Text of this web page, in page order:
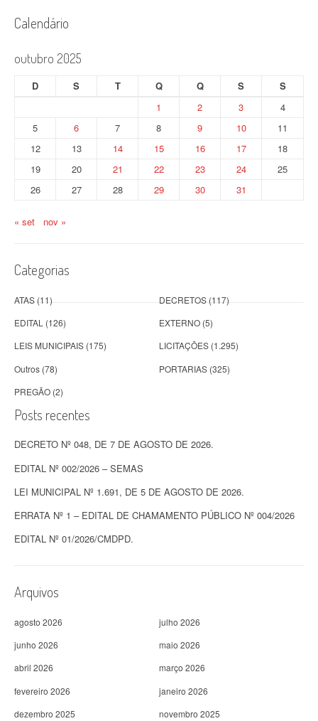
Calendário
outubro 2025
D S T Q Q S
S
1
2 3
4
5
6 7 8 9 10
11
12
13 14 15 16 17
18
19
20 21 22 23 24
25
26
27 28 29 30 31
« set nov »
Categorias
ATAS (11) DECRETOS (117)
EDITAL (126) EXTERNO (5)
LEIS MUNICIPAIS (175) LICITAÇÕES (1.295)
Outros (78) PORTARIAS (325)
PREGÃO (2)
Posts recentes
DECRETO Nº 048, DE 7 DE AGOSTO DE 2026.
EDITAL Nº 002/2026 – SEMAS
LEI MUNICIPAL Nº 1.691, DE 5 DE AGOSTO DE 2026.
ERRATA Nº 1 – EDITAL DE CHAMAMENTO PÚBLICO Nº 004/2026
EDITAL Nº 01/2026/CMDPD.
Arquivos
agosto 2026
julho 2026
junho 2026
maio 2026
abril 2026
março 2026
fevereiro 2026
janeiro 2026
dezembro 2025
novembro 2025